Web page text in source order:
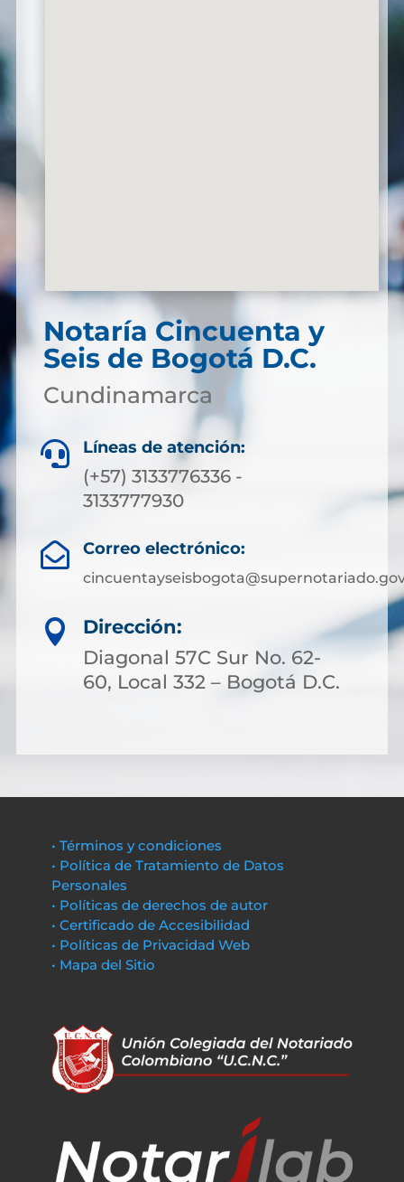
Notaría Cincuenta y
Seis de Bogotá D.C.
Cundinamarca
 Líneas de atención:
(+57) 3133776336 -
3133777930
 Correo electrónico:

Dirección:
Diagonal 57C Sur No. 62-
60, Local 332 – Bogotá D.C.
• Términos y condiciones
• Política de Tratamiento de Datos
Personales
• Políticas de derechos de autor
• Certificado de Accesibilidad
• Políticas de Privacidad Web
• Mapa del Sitio